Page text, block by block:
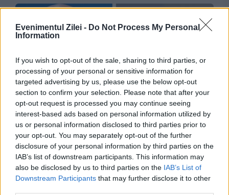
Evenimentul Zilei - Do Not Process My Personal
Information
If you wish to opt-out of the sale, sharing to third parties, or
processing of your personal or sensitive information for
targeted advertising by us, please use the below opt-out
section to confirm your selection. Please note that after your
opt-out request is processed you may continue seeing
interest-based ads based on personal information utilized by
us or personal information disclosed to third parties prior to
your opt-out. You may separately opt-out of the further
disclosure of your personal information by third parties on the
IAB’s list of downstream participants. This information may
also be disclosed by us to third parties on the IAB’s List of
Downstream Participants that may further disclose it to other
POLITICA
Iohannis, mai bine văzut decât Bolojan la
Bruxelles. Dezvăluirile lui Rareș Bogdan